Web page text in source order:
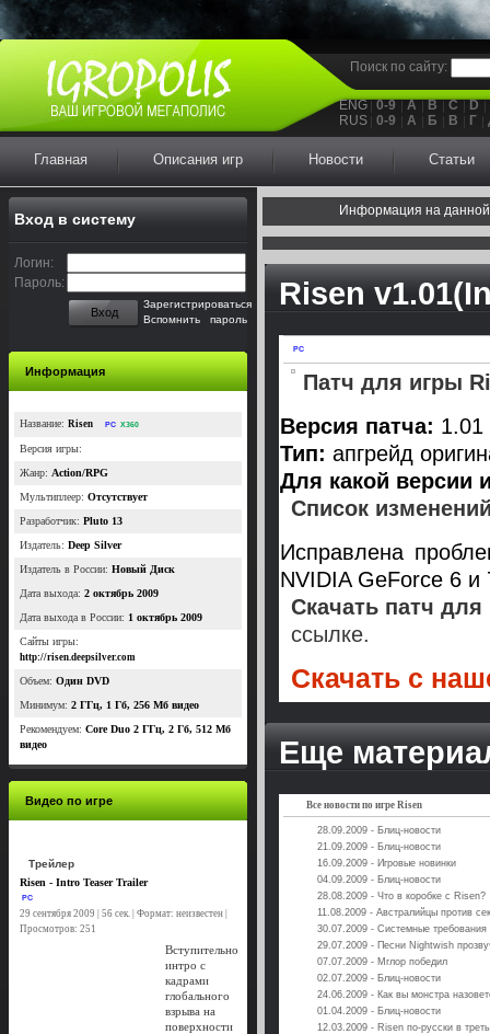
Поиск по сайту:
ENG 0-9 A B C
D
RUS 0-9 А Б В Г
Главная Описания игр Новости Статьи
Вход в систему
Логин:
Пароль:
Вход
Зарегистрироваться
Вспомнить пароль
Информация
Название: Risen PC X360
Версия игры:
Жанр: Action/RPG
Мультиплеер: Отсутствует
Разработчик: Pluto 13
Издатель: Deep Silver
Издатель в России: Новый Диск
Дата выхода: 2 октябрь 2009
Дата выхода в России: 1 октябрь 2009
Сайты игры:
http://risen.deepsilver.com
Объем: Один DVD
Минимум: 2 ГГц, 1 Гб, 256 Мб видео
Рекомендуем: Core Duo 2 ГГц, 2 Гб, 512 Мб
видео
Видео по игре
Трейлер
Risen - Intro Teaser Trailer
PC
29 сентября 2009 | 56 сек. | Формат: неизвестен |
Просмотров: 251
Вступительно
интро с
кадрами
глобального
взрыва на
поверхности
Информация на
Risen
PC
Патч для игры
Версия патча: 1.01
Тип: апгрейд
Для какой версии
Список
Исправлена
NVIDIA GeForce 6 и
Скачать патч
ссылке.
Скачать с
Еще
Все новости по игре Risen
28.09.2009 - Блиц-новости
21.09.2009 - Блиц-новости
16.09.2009 - Игровые новинки
04.09.2009 - Блиц-новости
28.08.2009 - Что в коробке с Risen?
11.08.2009 - Австралийцы против
30.07.2009 - Системные требования
29.07.2009 - Песни Nightwish
07.07.2009 - Мглор победил
02.07.2009 - Блиц-новости
24.06.2009 - Как вы монстра
01.04.2009 - Блиц-новости
12.03.2009 - Risen по-русски в